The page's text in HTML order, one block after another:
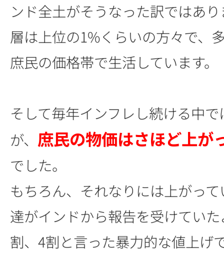
ンド全土がそうなった訳ではあ
層は上位の1%くらいの方々で、
庶民の価格帯で生活しています。
そして毎年インフレし続ける中
が、 庶民の物価はさほど上が
でした。
もちろん、それなりには上がっ
達がインドから報告を受けてい
割、4割と言った暴力的な値上げ